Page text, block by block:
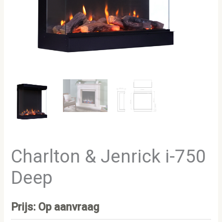
Charlton & Jenrick i-750
Deep
Prijs: Op aanvraag